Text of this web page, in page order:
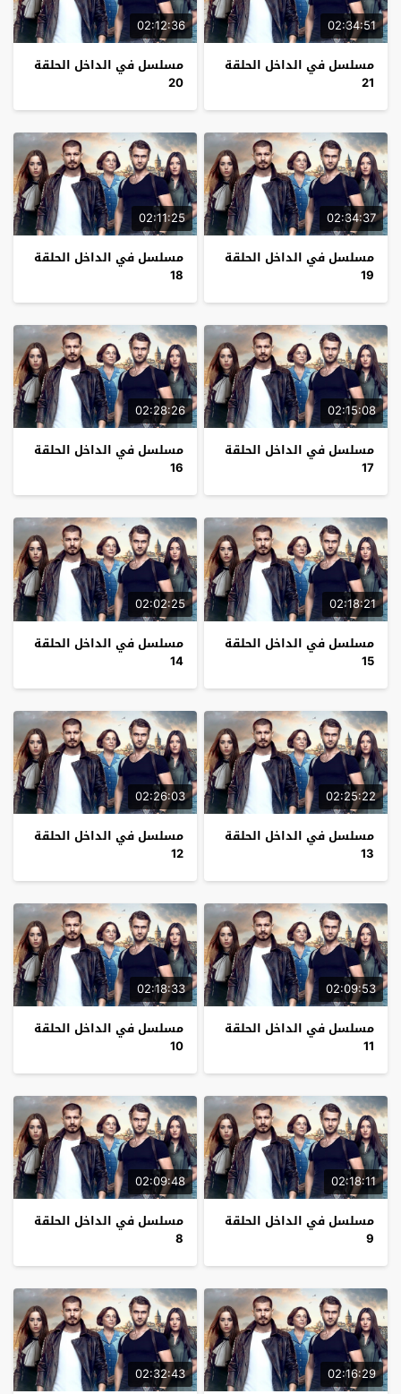
02:34:51
مسلسل في الداخل الحلقة
21
02:12:36
مسلسل في الداخل الحلقة
20
02:34:37
مسلسل في الداخل الحلقة
19
02:11:25
مسلسل في الداخل الحلقة
18
02:15:08
مسلسل في الداخل الحلقة
17
02:28:26
مسلسل في الداخل الحلقة
16
02:18:21
مسلسل في الداخل الحلقة
15
02:02:25
مسلسل في الداخل الحلقة
14
02:25:22
مسلسل في الداخل الحلقة
13
02:26:03
مسلسل في الداخل الحلقة
12
02:09:53
مسلسل في الداخل الحلقة
11
02:18:33
مسلسل في الداخل الحلقة
10
02:18:11
مسلسل في الداخل الحلقة
9
02:09:48
مسلسل في الداخل الحلقة
8
02:16:29
02:32:43